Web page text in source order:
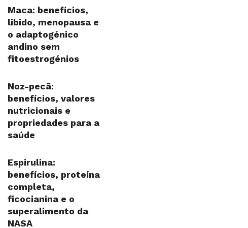
Maca: benefícios,
libido, menopausa e
o adaptogénico
andino sem
fitoestrogénios
Noz-pecã:
benefícios, valores
nutricionais e
propriedades para a
saúde
Espirulina:
benefícios, proteína
completa,
ficocianina e o
superalimento da
NASA